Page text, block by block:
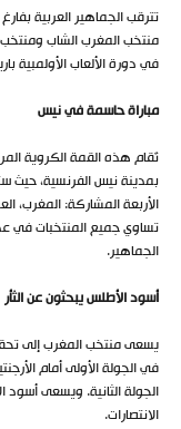
تترقب الجماهير العربية
منتخب المغرب الشاب
في دورة الألعاب الأولمبية باريس
مباراة حاسمة في نيس
تُقام هذه القمة الكروية
بمدينة نيس الفرنسية، حيث
الأربعة المشاركة: المغرب،
تساوي جميع المنتخبات في
الجماهير.
أسود الأطلس يبحثون عن الثأر
يسعى منتخب المغرب إلى
في الجولة الأولى أمام
الجولة الثانية. ويسعى
الانتصارات.